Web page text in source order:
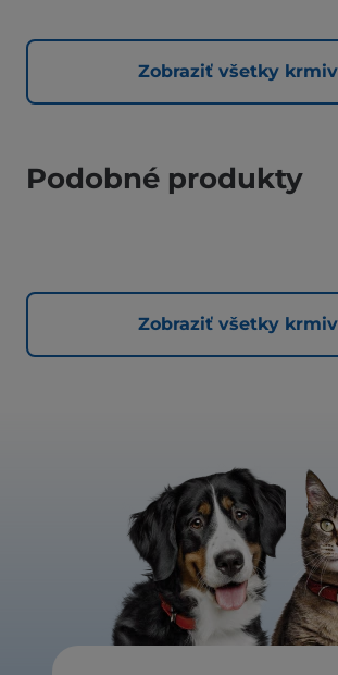
Zobraziť všetky
Podobné produkty
Zobraziť všetky